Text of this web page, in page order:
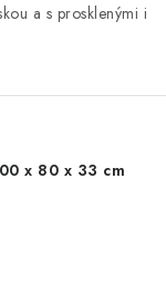
a s prosklenými i
x 80 x 33 cm